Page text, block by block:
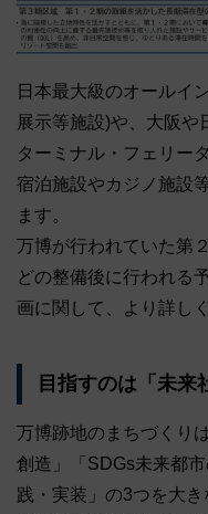
日本最大級のオールイ
展示等施設)や、大阪や
ターミナル・フェリー
宿泊施設やカジノ施設
ます。
万博が行われていた第
どの整備後に行われる
画に関して、より詳し
目指すのは「未来
万博跡地のまちづくり
創造」「SDGs未来都
践・実装」の3つを大